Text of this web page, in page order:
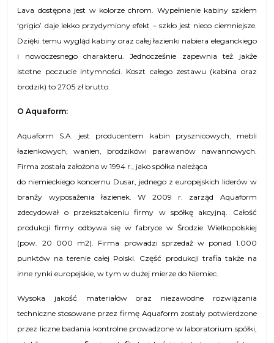
Lava dostępna jest w kolorze chrom. Wypełnienie kabiny szkłem
‘grigio’ daje lekko przydymiony efekt – szkło jest nieco ciemniejsze.
Dzięki temu wygląd kabiny oraz całej łazienki nabiera eleganckiego
i nowoczesnego charakteru. Jednocześnie zapewnia też jakże
istotne poczucie intymności. Koszt całego zestawu (kabina oraz
brodzik) to 2705 zł brutto.
O Aquaform:
Aquaform S.A. jest producentem kabin prysznicowych, mebli
łazienkowych, wanien, brodzikówi parawanów nawannowych.
Firma została założona w 1994 r., jako spółka należąca
do niemieckiego koncernu Dusar, jednego z europejskich liderów w
branży wyposażenia łazienek. W 2009 r. zarząd Aquaform
zdecydował o przekształceniu firmy w spółkę akcyjną. Całość
produkcji firmy odbywa się w fabryce w Środzie Wielkopolskiej
(pow. 20 000 m2). Firma prowadzi sprzedaż w ponad 1.000
punktów na terenie całej Polski. Część produkcji trafia także na
inne rynki europejskie, w tym w dużej mierze do Niemiec.
Wysoka jakość materiałów oraz niezawodne rozwiązania
techniczne stosowane przez firmę Aquaform zostały potwierdzone
przez liczne badania kontrolne prowadzone w laboratorium spółki,